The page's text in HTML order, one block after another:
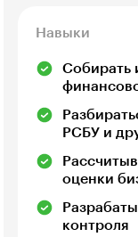
Навыки
Собирать
РСБУ и
оценки
контроля